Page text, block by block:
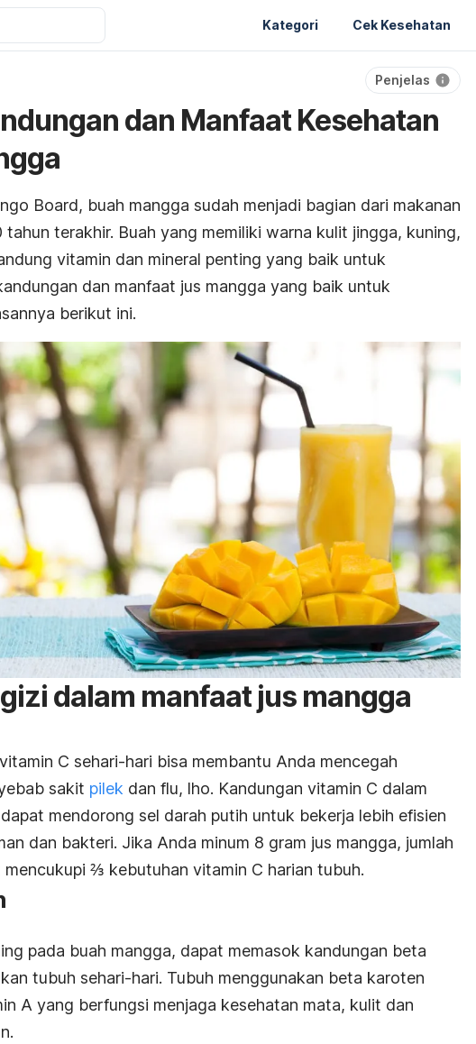
Kategori Cek Kesehatan
Penjelas
dan Manfaat Kesehatan
Board, buah mangga sudah menjadi bagian dari makanan
tahun terakhir. Buah yang memiliki warna kulit jingga, kuning,
vitamin dan mineral penting yang baik untuk
dan manfaat jus mangga yang baik untuk
berikut ini.
dalam manfaat jus mangga
C sehari-hari bisa membantu Anda mencegah
sakit pilek dan flu, lho. Kandungan vitamin C dalam
mendorong sel darah putih untuk bekerja lebih efisien
dan bakteri. Jika Anda minum 8 gram jus mangga, jumlah
⅔ kebutuhan vitamin C harian tubuh.
pada buah mangga, dapat memasok kandungan beta
tubuh sehari-hari. Tubuh menggunakan beta karoten
A yang berfungsi menjaga kesehatan mata, kulit dan